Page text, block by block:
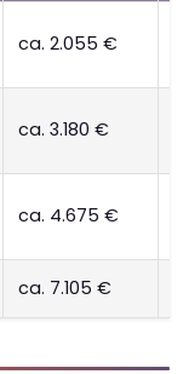
ca. 2.055 €
ca. 3.180 €
ca. 4.675 €
ca. 7.105 €